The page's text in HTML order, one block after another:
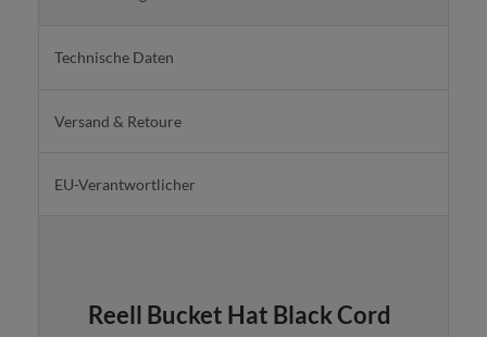
Technische Daten
Versand & Retoure
EU-Verantwortlicher
Reell Bucket Hat Black Cord